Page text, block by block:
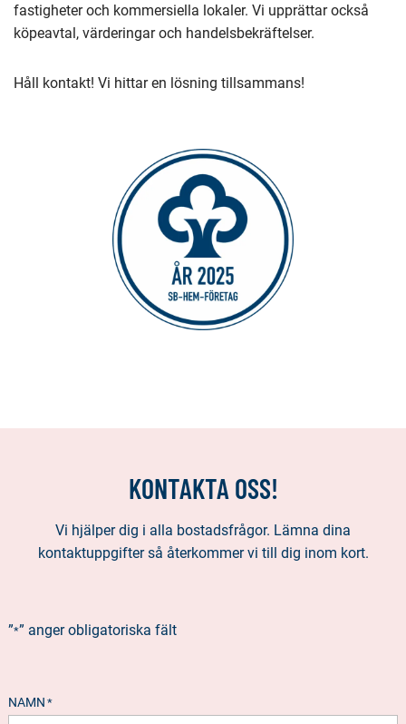
en
annan
fastigheter och kommersiella lokaler. Vi upprättar också
köpeavtal, värderingar och handelsbekräftelser.
Håll kontakt! Vi hittar en lösning tillsammans!
KONTAKTA OSS!
Vi hjälper dig i alla bostadsfrågor. Lämna dina
kontaktuppgifter så återkommer vi till dig inom kort.
”*” anger obligatoriska fält
NAMN *